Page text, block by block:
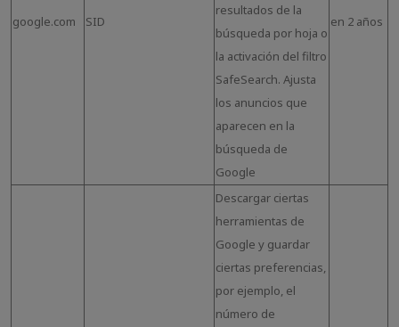
google.com SID
resultados de la
búsqueda por hoja o
la activación del filtro
SafeSearch. Ajusta
los anuncios que
aparecen en la
búsqueda de
Google
en 2 años
Descargar ciertas
herramientas de
Google y guardar
ciertas preferencias,
por ejemplo, el
número de